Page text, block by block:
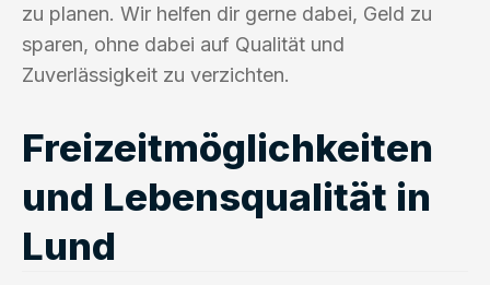
zu planen. Wir helfen dir gerne dabei, Geld zu
sparen, ohne dabei auf Qualität und
Zuverlässigkeit zu verzichten.
Freizeitmöglichkeiten
und Lebensqualität in
Lund